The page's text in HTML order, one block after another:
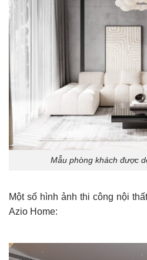
Mẫu phòng khách được
Một số hình ảnh thi công nội
Azio Home: